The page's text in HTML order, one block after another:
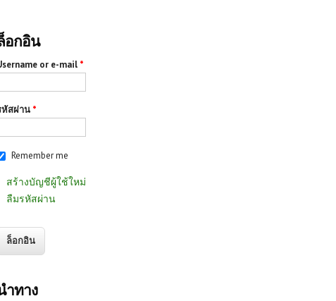
อกอิน
or e-mail *
หัสผ่าน *
Remember me
สร้างบัญชีผู้ใช้ใหม่
ลืมรหัสผ่าน
ำทาง